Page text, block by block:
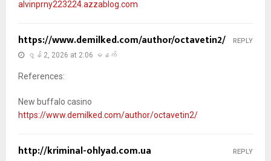
alvinprny223224.azzablog.com
https://www.demilked.com/author/octavetin2/
ဇွန် 2, 2026 at 2:06 မနက်
References:
New buffalo casino
https://www.demilked.com/author/octavetin2/
REPLY
http://kriminal-ohlyad.com.ua REPLY